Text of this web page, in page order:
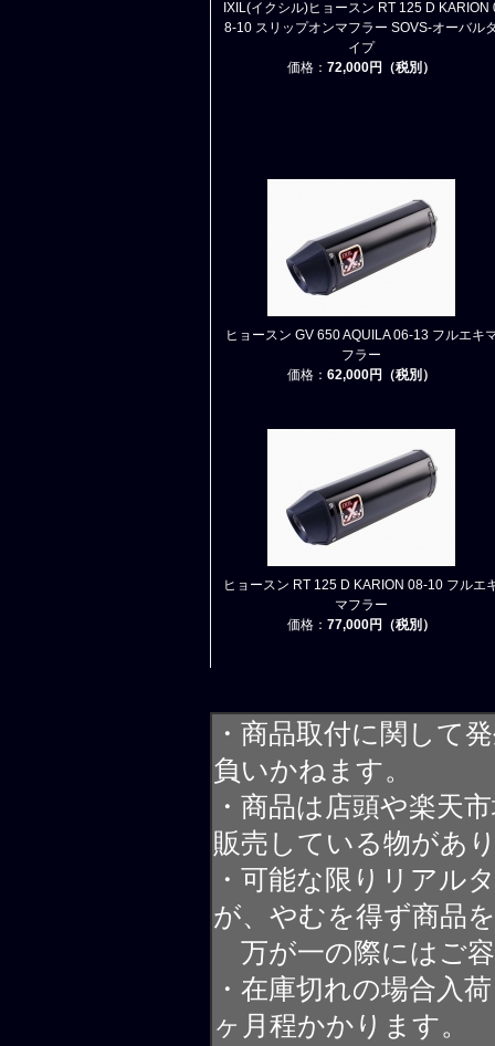
IXIL(イクシル)ヒョースン RT 125 D KARION
8-10 スリップオンマフラー SOVS-オーバル
イプ
価格： 72,000円（税別）
ヒョースン GV 650 AQUILA 06-13 フルエキ
フラー
価格： 62,000円（税別）
ヒョースン RT 125 D KARION 08-10 フルエ
マフラー
価格： 77,000円（税別）
・商品取付に関して
負いかねます。
・商品は店頭や楽天
販売している物があ
・可能な限りリアル
が、やむを得ず商品
万が一の際にはご
・在庫切れの場合入
ヶ月程かかります。